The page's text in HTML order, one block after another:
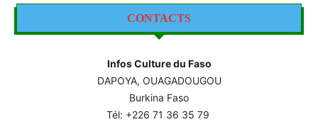
CONTACTS
Infos Culture du Faso
DAPOYA, OUAGADOUGOU
Burkina Faso
Tél: +226 71 36 35 79